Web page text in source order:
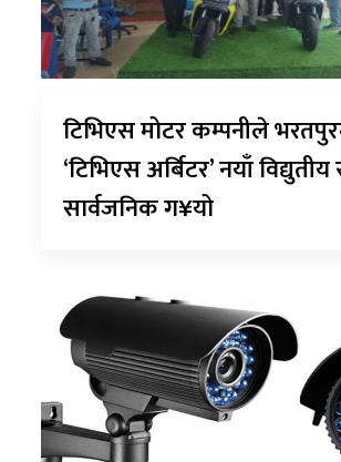
टिभिएस मोटर कम्पनीले
‘टिभिएस अर्बिटर’ नयाँ
सार्वजनिक ग¥यो